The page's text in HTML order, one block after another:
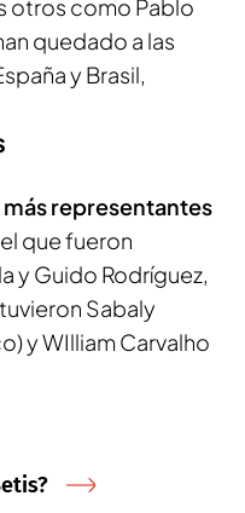
otros como Pablo
quedado a las
y Brasil,
representantes
que fueron
y Guido Rodríguez,
Sabaly
y WIlliam Carvalho